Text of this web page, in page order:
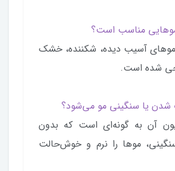
مناسب است؟
موهای آسیب دیده، شکننده، خشک
شده است.
شدن یا سنگینی مو می‌شود؟
آن به گونه‌ای است که بدون
موها را نرم و خوش‌حالت